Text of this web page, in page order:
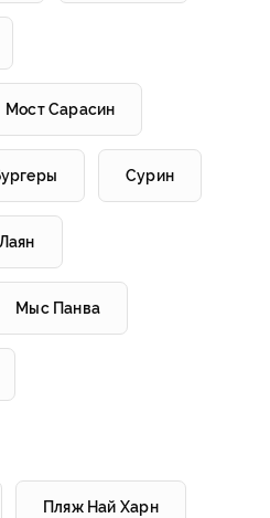
Мост Сарасин
Сурин
Лаян
Мыс Панва
Пляж Най Харн